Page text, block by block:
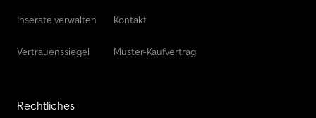
Inserate verwalten
Vertrauenssiegel
Kontakt
Muster-Kaufvertrag
Rechtliches